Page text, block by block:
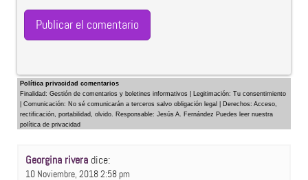
Política privacidad comentarios
Finalidad: Gestión de comentarios y boletines informativos | Legitimación: Tu consentimiento
| Comunicación: No sé comunicarán a terceros salvo obligación legal | Derechos: Acceso,
rectificación, portabilidad, olvido. Responsable: Jesús A. Fernández Puedes leer nuestra
política de privacidad
Georgina rivera dice:
10 Noviembre, 2018 2:58 pm